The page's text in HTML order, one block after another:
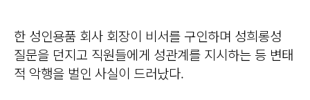
한 성인용품 회사 회장이 비서를 구인하며 성희롱성
질문을 던지고 직원들에게 성관계를 지시하는 등 변태
적 악행을 벌인 사실이 드러났다.